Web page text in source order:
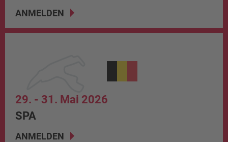
ANMELDEN
29. - 31. Mai 2026
SPA
ANMELDEN